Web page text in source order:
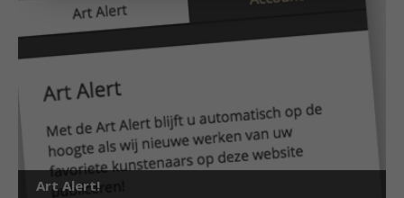
Art Alert!